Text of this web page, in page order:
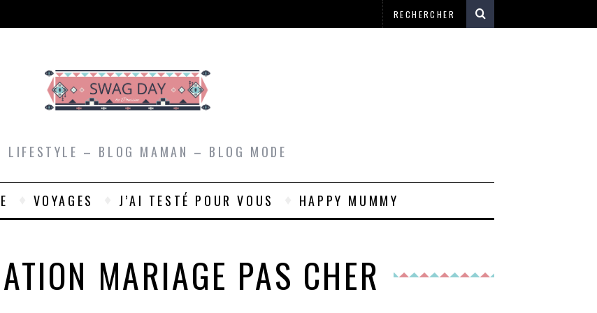
LIFESTYLE – BLOG MAMAN – BLOG MODE
VOYAGES J’AI TESTÉ POUR VOUS HAPPY MUMMY
MARIAGE PAS CHER